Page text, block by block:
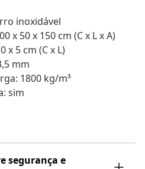
inoxidável
x 50 x 150 cm (C x L x A)
x 5 cm (C x L)
mm
1800 kg/m³
sim
segurança e